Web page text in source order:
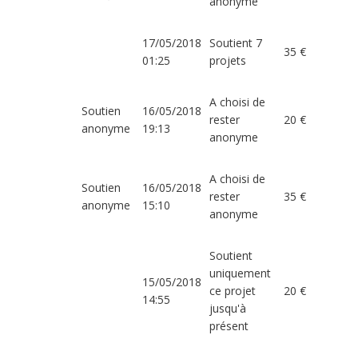
17/05/2018
01:25
Soutient 7
projets
35 €
Soutien
anonyme
16/05/2018
19:13
A choisi de
rester
anonyme
20 €
Soutien
anonyme
16/05/2018
15:10
A choisi de
rester
anonyme
35 €
15/05/2018
14:55
Soutient
uniquement
ce projet
jusqu'à
présent
20 €